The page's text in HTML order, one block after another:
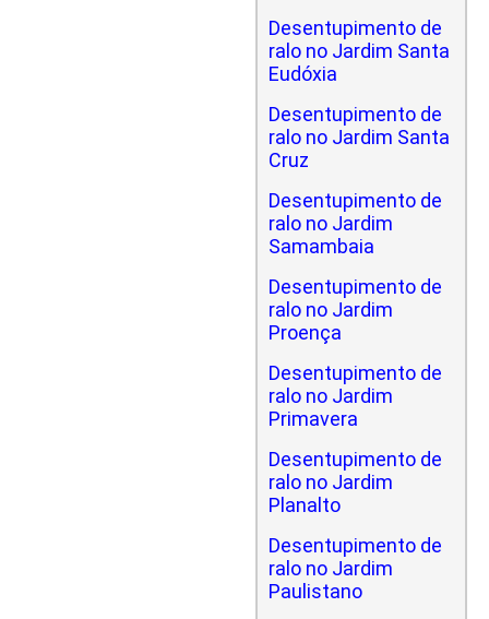
Desentupimento de
ralo no Jardim Santa
Eudóxia
Desentupimento de
ralo no Jardim Santa
Cruz
Desentupimento de
ralo no Jardim
Samambaia
Desentupimento de
ralo no Jardim
Proença
Desentupimento de
ralo no Jardim
Primavera
Desentupimento de
ralo no Jardim
Planalto
Desentupimento de
ralo no Jardim
Paulistano